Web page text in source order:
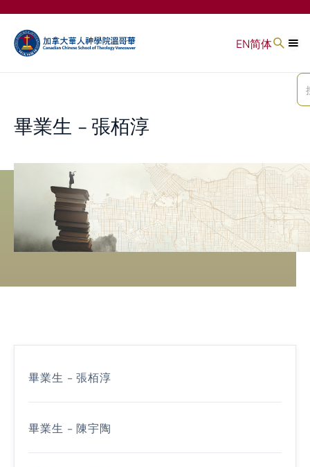
EN简体
畢業生 - 張栢淳
畢業生 - 張栢淳
畢業生 - 陳宇陶